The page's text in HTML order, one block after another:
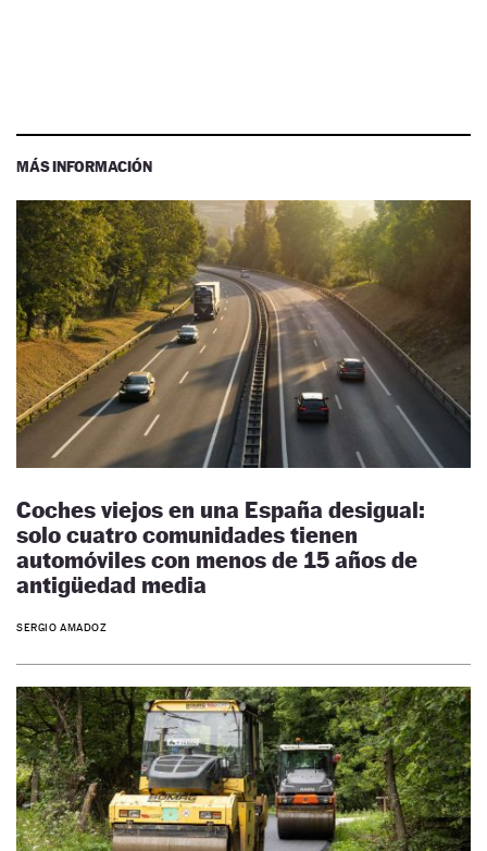
MÁS INFORMACIÓN
Coches viejos en una España desigual:
solo cuatro comunidades tienen
automóviles con menos de 15 años de
antigüedad media
SERGIO AMADOZ